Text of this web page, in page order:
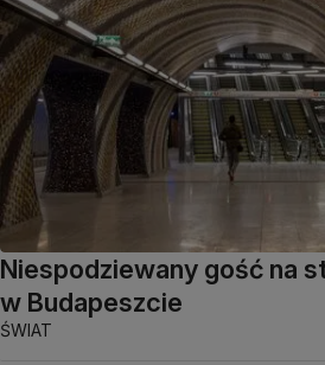
Niespodziewany gość na
w Budapeszcie
ŚWIAT